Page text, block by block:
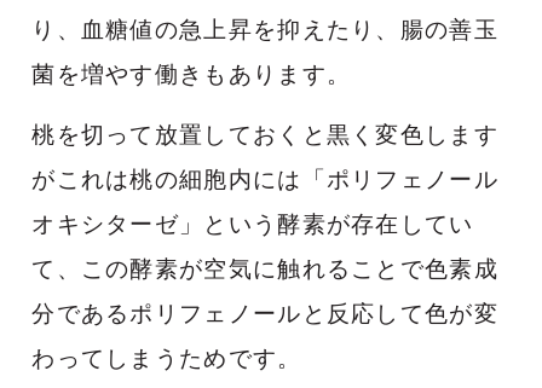
り、血糖値の急上昇を抑えたり、腸の善玉
菌を増やす働きもあります。
桃を切って放置しておくと黒く変色します
がこれは桃の細胞内には「ポリフェノール
オキシターゼ」という酵素が存在してい
て、この酵素が空気に触れることで色素成
分であるポリフェノールと反応して色が変
わってしまうためです。